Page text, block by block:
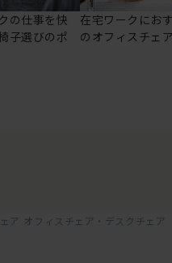
の仕事を快
子選びのポ
在宅ワークにお
のオフィスチェ
ア オフィスチェア・デスクチェア